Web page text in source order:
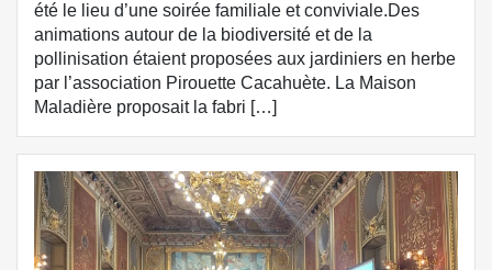
été le lieu d’une soirée familiale et conviviale.Des
animations autour de la biodiversité et de la
pollinisation étaient proposées aux jardiniers en herbe
par l’association Pirouette Cacahuète. La Maison
Maladière proposait la fabri […]